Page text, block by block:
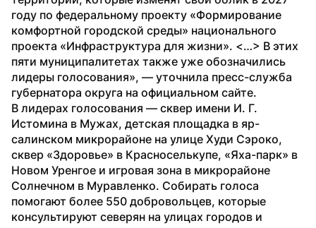
году по федеральному проекту «Формирование
комфортной городской среды» национального
проекта «Инфраструктура для жизни». <…> В этих
пяти муниципалитетах также уже обозначились
лидеры голосования», — уточнила пресс-служба
губернатора округа на официальном сайте.
В лидерах голосования — сквер имени И. Г.
Истомина в Мужах, детская площадка в яр-
салинском микрорайоне на улице Худи Сэроко,
сквер «Здоровье» в Красноселькупе, «Яха-парк» в
Новом Уренгое и игровая зона в микрорайоне
Солнечном в Муравленко. Собирать голоса
помогают более 550 добровольцев, которые
консультируют северян на улицах городов и